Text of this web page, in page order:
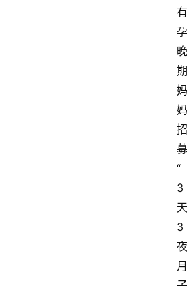
有
孕
晚
期
妈
妈
招
募
“
3
天
3
夜
月